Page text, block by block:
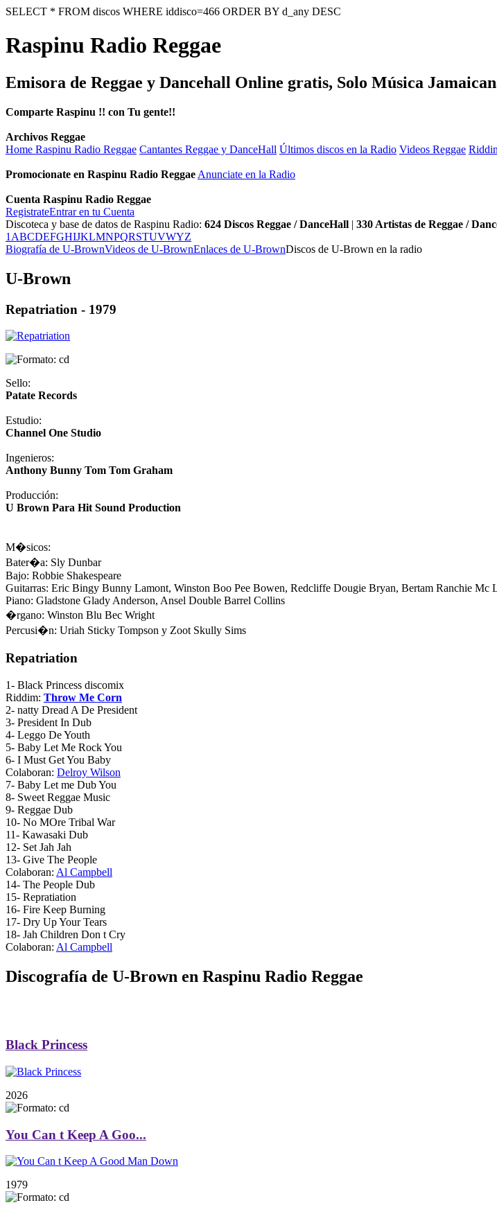
SELECT * FROM discos WHERE iddisco=466 ORDER BY d_any DESC
Raspinu Radio Reggae
Emisora de Reggae y Dancehall Online gratis, Solo Música
Comparte Raspinu !! con Tu gente!!
Archivos Reggae
Home Raspinu Radio Reggae Cantantes Reggae y DanceHall Últimos discos en la Radio Videos Reggae
Promocionate en Raspinu Radio Reggae Anunciate en la Radio
Cuenta Raspinu Radio Reggae
RegistrateEntrar en tu Cuenta
Discoteca y base de datos de Raspinu Radio: 624 Discos Reggae / DanceHall | 330 Artistas de Reggae /
1 ABCDEFGHIJKLMNPQRSTUVWYZ
Biografía de U-BrownVideos de U-BrownEnlaces de U-BrownDiscos de U-Brown en la radio
U-Brown
Repatriation - 1979
Sello:
Patate Records
Estudio:
Channel One Studio
Ingenieros:
Anthony Bunny Tom Tom Graham
Producción:
U Brown Para Hit Sound Production
M�sicos:
Bater�a: Sly Dunbar
Bajo: Robbie Shakespeare
Guitarras: Eric Bingy Bunny Lamont, Winston Boo Pee Bowen, Redcliffe Dougie Bryan, Bertam Ranchie Mc
Piano: Gladstone Glady Anderson, Ansel Double Barrel Collins
�rgano: Winston Blu Bec Wright
Percusi�n: Uriah Sticky Tompson y Zoot Skully Sims
Repatriation
1- Black Princess discomix
Riddim: Throw Me Corn
2- natty Dread A De President
3- President In Dub
4- Leggo De Youth
5- Baby Let Me Rock You
6- I Must Get You Baby
Colaboran: Delroy Wilson
7- Baby Let me Dub You
8- Sweet Reggae Music
9- Reggae Dub
10- No MOre Tribal War
11- Kawasaki Dub
12- Set Jah Jah
13- Give The People
Colaboran: Al Campbell
14- The People Dub
15- Repratiation
16- Fire Keep Burning
17- Dry Up Your Tears
18- Jah Children Don t Cry
Colaboran: Al Campbell
Discografía de U-Brown en Raspinu Radio Reggae
Black Princess
2026
You Can t Keep A Goo...
1979